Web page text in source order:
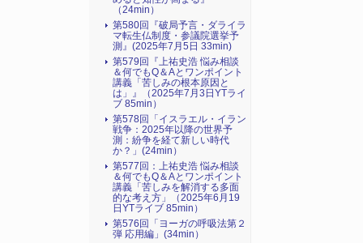
（24min）
第580回『破局予言・ダライラ
マ転生仏制度・参議院選挙予
測』(2025年7月5日 33min)
第579回『上祐史浩 悩み相談
＆何でもQ＆Aとワンポイント
講義「苦しみの根本原因と
は」』（2025年7月3日YTライ
ブ 85min）
第578回「イスラエル・イラン
戦争：2025年以降の世界予
測：紛争を経て新しい時代
か？」(24min）
第577回：上祐史浩 悩み相談
＆何でもQ＆Aとワンポイント
講義「苦しみを解消する多面
的な考え方」（2025年6月19
日YTライブ 85min）
第576回「ヨーガの呼吸法第２
弾 応用編」(34min）